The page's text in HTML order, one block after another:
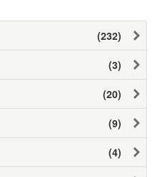
(232)
(3)
(20)
(9)
(4)